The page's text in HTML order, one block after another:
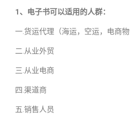
1、电子书可以适用的人群：
一.货运代理（海运，空运，电商物
二.从业外贸
三.从业电商
四.渠道商
五.销售人员